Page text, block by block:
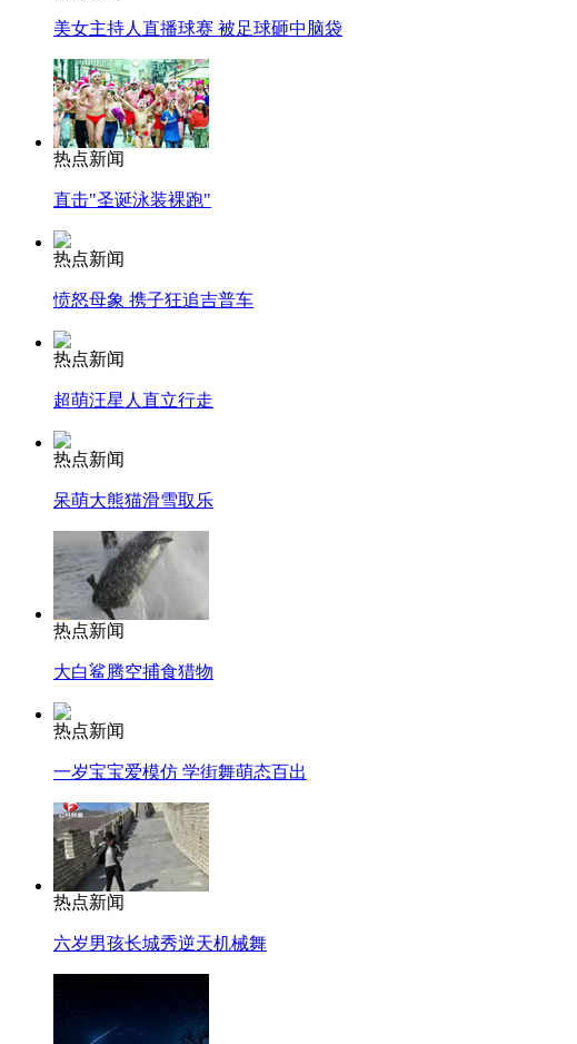
美女主持人直播球赛 被足球砸中脑袋
热点新闻
直击"圣诞泳装裸跑"
热点新闻
愤怒母象 携子狂追吉普车
热点新闻
超萌汪星人直立行走
热点新闻
呆萌大熊猫滑雪取乐
热点新闻
大白鲨腾空捕食猎物
热点新闻
一岁宝宝爱模仿 学街舞萌态百出
热点新闻
六岁男孩长城秀逆天机械舞